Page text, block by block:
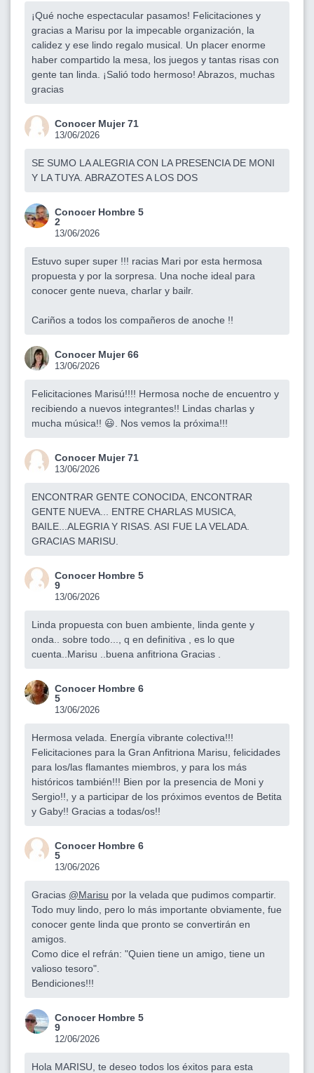
¡Qué noche espectacular pasamos! Felicitaciones y
gracias a Marisu por la impecable organización, la
calidez y ese lindo regalo musical. Un placer enorme
haber compartido la mesa, los juegos y tantas risas con
gente tan linda. ¡Salió todo hermoso! Abrazos, muchas
gracias
Conocer Mujer 71
13/06/2026
SE SUMO LA ALEGRIA CON LA PRESENCIA DE MONI
Y LA TUYA. ABRAZOTES A LOS DOS
Conocer Hombre 5
2
13/06/2026
Estuvo super super !!! racias Mari por esta hermosa
propuesta y por la sorpresa. Una noche ideal para
conocer gente nueva, charlar y bailr.
Cariños a todos los compañeros de anoche !!
Conocer Mujer 66
13/06/2026
Felicitaciones Marisú!!!! Hermosa noche de encuentro y
recibiendo a nuevos integrantes!! Lindas charlas y
mucha música!! 😃. Nos vemos la próxima!!!
Conocer Mujer 71
13/06/2026
ENCONTRAR GENTE CONOCIDA, ENCONTRAR
GENTE NUEVA... ENTRE CHARLAS MUSICA,
BAILE...ALEGRIA Y RISAS. ASI FUE LA VELADA.
GRACIAS MARISU.
Conocer Hombre 5
9
13/06/2026
Linda propuesta con buen ambiente, linda gente y
onda.. sobre todo..., q en definitiva , es lo que
cuenta..Marisu ..buena anfitriona Gracias .
Conocer Hombre 6
5
13/06/2026
Hermosa velada. Energía vibrante colectiva!!!
Felicitaciones para la Gran Anfitriona Marisu, felicidades
para los/las flamantes miembros, y para los más
históricos también!!! Bien por la presencia de Moni y
Sergio!!, y a participar de los próximos eventos de Betita
y Gaby!! Gracias a todas/os!!
Conocer Hombre 6
5
13/06/2026
Gracias @Marisu por la velada que pudimos compartir.
Todo muy lindo, pero lo más importante obviamente, fue
conocer gente linda que pronto se convertirán en
amigos.
Como dice el refrán: "Quien tiene un amigo, tiene un
valioso tesoro".
Bendiciones!!!
Conocer Hombre 5
9
12/06/2026
Hola MARISU, te deseo todos los éxitos para esta